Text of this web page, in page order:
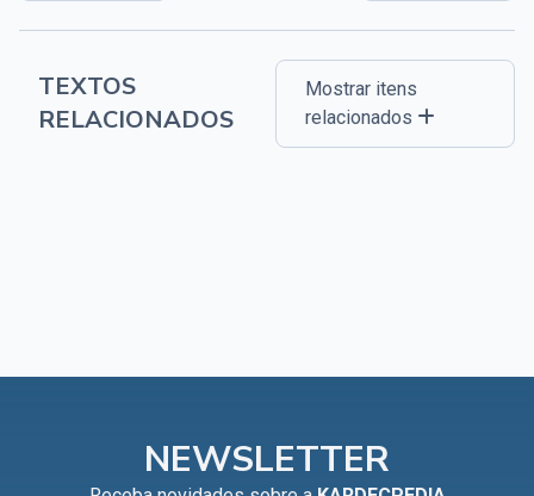
TEXTOS
RELACIONADOS
Mostrar itens
relacionados
NEWSLETTER